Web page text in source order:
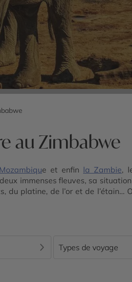
au Zimbabwe
e et enfin la Zambie,
immenses fleuves, sa
du platine, de l’or et de
en Tanzanie ? Choisissez
depuis 1928 ; est l’une des
et grâce aux gardes du parc,
Types de voyage